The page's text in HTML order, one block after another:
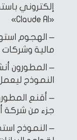
إلكتروني
«Claude AI»
مالية
– المطورون
النموذج
– أقنع
جزء من شركة
– النموذج